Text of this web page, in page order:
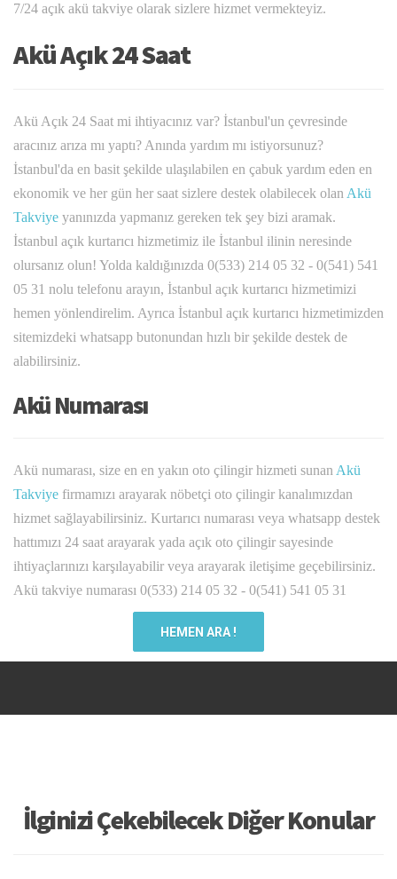
7/24 açık akü takviye olarak sizlere hizmet vermekteyiz.
Akü Açık 24 Saat
Akü Açık 24 Saat mi ihtiyacınız var? İstanbul'un çevresinde
aracınız arıza mı yaptı? Anında yardım mı istiyorsunuz?
İstanbul'da en basit şekilde ulaşılabilen en çabuk yardım eden en
ekonomik ve her gün her saat sizlere destek olabilecek olan Akü
Takviye yanınızda yapmanız gereken tek şey bizi aramak.
İstanbul açık kurtarıcı hizmetimiz ile İstanbul ilinin neresinde
olursanız olun! Yolda kaldığınızda 0(533) 214 05 32 - 0(541) 541
05 31 nolu telefonu arayın, İstanbul açık kurtarıcı hizmetimizi
hemen yönlendirelim. Ayrıca İstanbul açık kurtarıcı hizmetimizden
sitemizdeki whatsapp butonundan hızlı bir şekilde destek de
alabilirsiniz.
Akü Numarası
Akü numarası, size en en yakın oto çilingir hizmeti sunan Akü
Takviye firmamızı arayarak nöbetçi oto çilingir kanalımızdan
hizmet sağlayabilirsiniz. Kurtarıcı numarası veya whatsapp destek
hattımızı 24 saat arayarak yada açık oto çilingir sayesinde
ihtiyaçlarınızı karşılayabilir veya arayarak iletişime geçebilirsiniz.
Akü takviye numarası 0(533) 214 05 32 - 0(541) 541 05 31
HEMEN ARA !
İlginizi Çekebilecek Diğer Konular